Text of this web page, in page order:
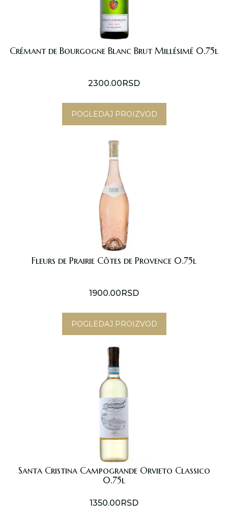
Crémant de Bourgogne Blanc Brut Millésimé 0.75l
2300.00RSD
POGLEDAJ PROIZVOD
Fleurs de Prairie Côtes de Provence 0.75l
1900.00RSD
POGLEDAJ PROIZVOD
Santa Cristina Campogrande Orvieto Classico
0.75l
1350.00RSD